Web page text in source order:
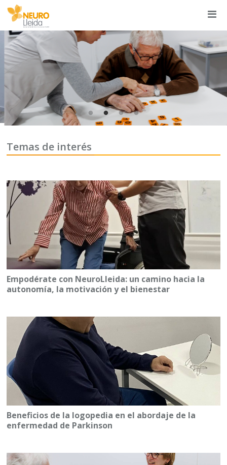
Temas de interés
Empodérate con NeuroLleida: un camino hacia la
autonomía, la motivación y el bienestar
Beneficios de la logopedia en el abordaje de la
enfermedad de Parkinson